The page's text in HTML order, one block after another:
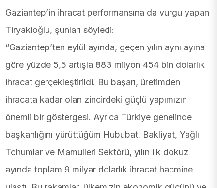
Gaziantep’in ihracat performansına da vurgu yapan
Tiryakioğlu, şunları söyledi:
“Gaziantep’ten eylül ayında, geçen yılın aynı ayına
göre yüzde 5,5 artışla 883 milyon 454 bin dolarlık
ihracat gerçekleştirildi. Bu başarı, üretimden
ihracata kadar olan zincirdeki güçlü yapımızın
önemli bir göstergesi. Ayrıca Türkiye genelinde
başkanlığını yürüttüğüm Hububat, Bakliyat, Yağlı
Tohumlar ve Mamulleri Sektörü, yılın ilk dokuz
ayında toplam 9 milyar dolarlık ihracat hacmine